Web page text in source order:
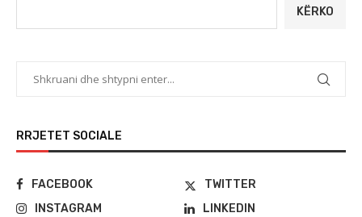
KËRKO
RRJETET SOCIALE
FACEBOOK
TWITTER
INSTAGRAM
LINKEDIN